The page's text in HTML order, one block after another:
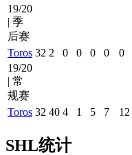
19/20
| 季
后赛
Toros 32 2 0 0 0 0 0
19/20
| 常
规赛
Toros 32 40 4 1 5 7 12
SHL统计